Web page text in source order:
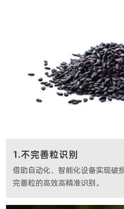
1.不完善粒识别
借助自动化、智能化设备实现破
完善粒的高效高精准识别。